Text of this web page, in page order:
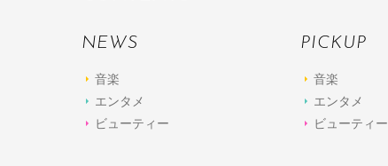
NEWS
音楽
エンタメ
ビューティー
PICKUP
音楽
エンタメ
ビューティー